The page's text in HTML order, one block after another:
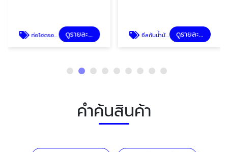
ท่อไฮดรอลิกไม่มีตะเข็บ ดูรายละเอียด ซีลกันน้ำมัน โอริง ดูรายละเอียด
คำค้นสินค้า